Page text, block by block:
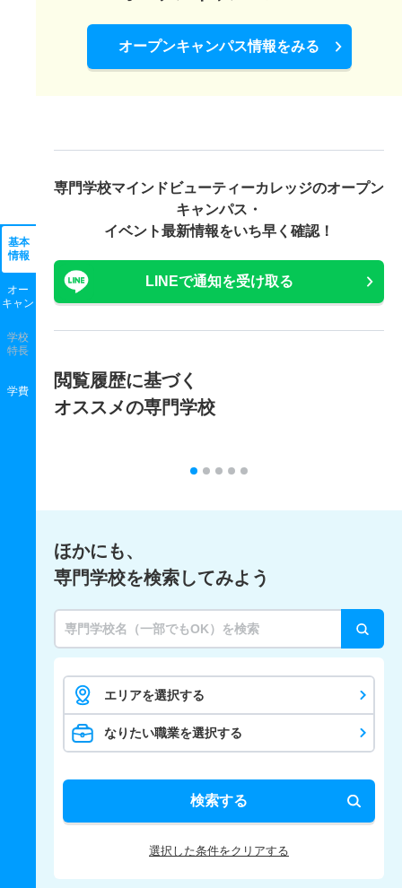
基本
情報
オー
キャン
学校
特長
学費
オープンキャンパス情報をみる
専門学校マインドビューティーカレッジのオープン
キャンパス・
イベント最新情報をいち早く確認！
LINEで通知を受け取る
閲覧履歴に基づく
オススメの専門学校
ほかにも、
専門学校を検索してみよう
エリアを選択する
なりたい職業を選択する
検索する
選択した条件をクリアする